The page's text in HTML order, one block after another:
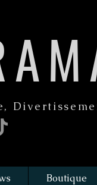
Boutique